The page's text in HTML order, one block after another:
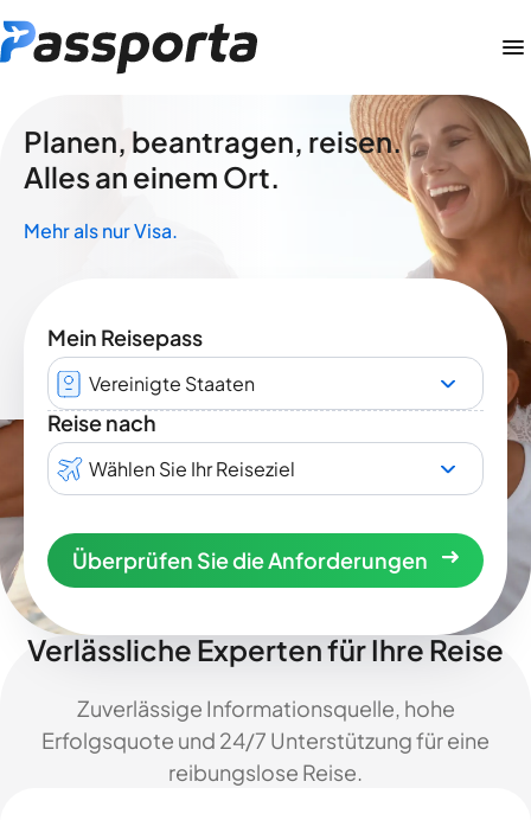
Planen, beantragen, reisen.
Alles an einem Ort.
Mehr als nur Visa.
Mein Reisepass
Vereinigte Staaten
Reise nach
Wählen Sie Ihr Reiseziel
Überprüfen Sie die Anforderungen
Verlässliche Experten für Ihre Reise
Zuverlässige Informationsquelle, hohe
Erfolgsquote und 24/7 Unterstützung für eine
reibungslose Reise.